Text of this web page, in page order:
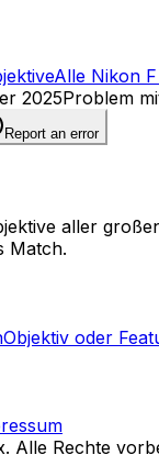
Alle Nikon
2025Problem
Report an error
aller
Match.
Objektiv oder
Alle Rechte